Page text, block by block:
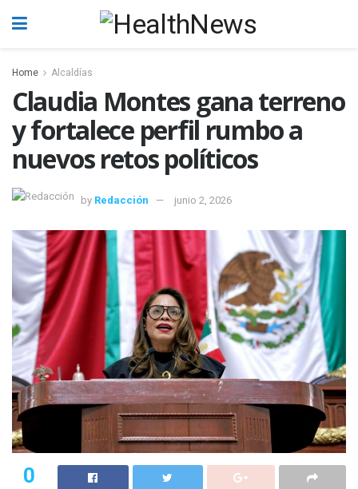
Home Alcaldías
Claudia Montes gana terreno
y fortalece perfil rumbo a
nuevos retos políticos
by Redacción junio 2, 2026
0